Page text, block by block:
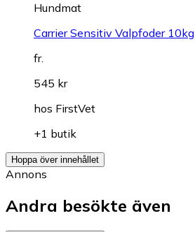
Hundmat
Carrier Sensitiv Valpfoder 10kg
fr.
545 kr
hos FirstVet
+1 butik
Hoppa över innehållet
Annons
Andra besökte även